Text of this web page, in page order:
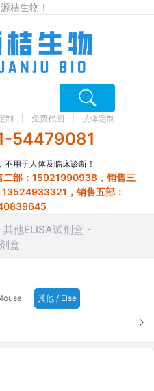
桔生物！
制 免费代测 抗体定制
54479081
用于人体及临床诊断！
部：15921990938，销售三
，销售五部：
其他ELISA试剂盒
盒
其他 / Else